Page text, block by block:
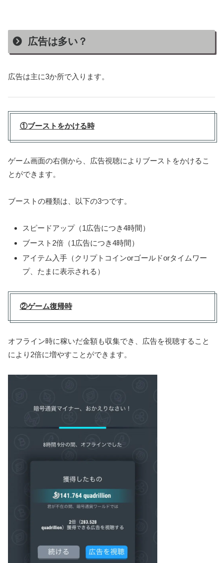
広告は多い？
広告は主に3か所で入ります。
①ブーストをかける時
ゲーム画面の右側から、広告視聴によりブーストをかけるこ
とができます。
ブーストの種類は、以下の3つです。
スピードアップ（1広告につき4時間）
ブースト2倍（1広告につき4時間）
アイテム入手（クリプトコインorゴールドorタイムワー
プ、たまに表示される）
②ゲーム復帰時
オフライン時に稼いだ金額も収集でき、広告を視聴すること
により2倍に増やすことができます。